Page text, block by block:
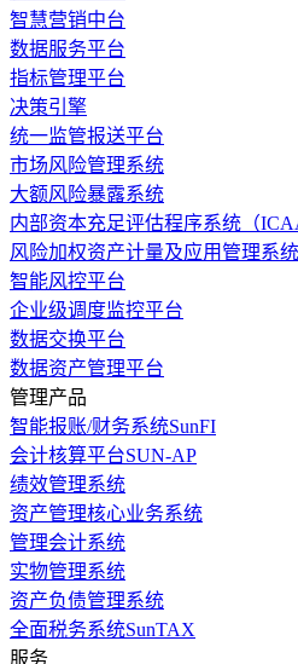
智慧营销中台
数据服务平台
指标管理平台
决策引擎
统一监管报送平台
市场风险管理系统
大额风险暴露系统
内部资本充足评估程序系统（
风险加权资产计量及应用管理系统
智能风控平台
企业级调度监控平台
数据交换平台
数据资产管理平台
管理产品
智能报账/财务系统SunFI
会计核算平台SUN-AP
绩效管理系统
资产管理核心业务系统
管理会计系统
实物管理系统
资产负债管理系统
全面税务系统SunTAX
服务